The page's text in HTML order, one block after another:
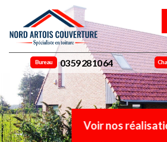
Bureau 03 59 28 10 64
Voir nos